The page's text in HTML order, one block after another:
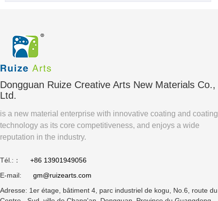
Dongguan Ruize Creative Arts New Materials Co.,
Ltd.
is a new material enterprise with innovative coating and coating
technology as its core competitiveness, and enjoys a wide
reputation in the industry.
Tél.:：
+86 13901949056
E-mail:
gm@ruizearts.com
Adresse: 1er étage, bâtiment 4, parc industriel de kogu, No.6, route du